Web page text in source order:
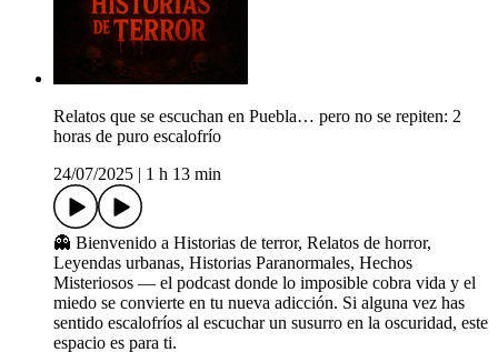
Relatos que se escuchan en Puebla… pero no se repiten: 2
horas de puro escalofrío
24/07/2025
1 h 13 min
👻 Bienvenido a Historias de terror, Relatos de horror,
Leyendas urbanas, Historias Paranormales, Hechos
Misteriosos — el podcast donde lo imposible cobra vida y el
miedo se convierte en tu nueva adicción. Si alguna vez has
sentido escalofríos al escuchar un susurro en la oscuridad, este
espacio es para ti.